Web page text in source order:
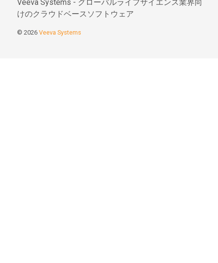
Veeva Systems - グローバルライフサイエンス業界向
けのクラウドベースソフトウェア
© 2026 Veeva Systems